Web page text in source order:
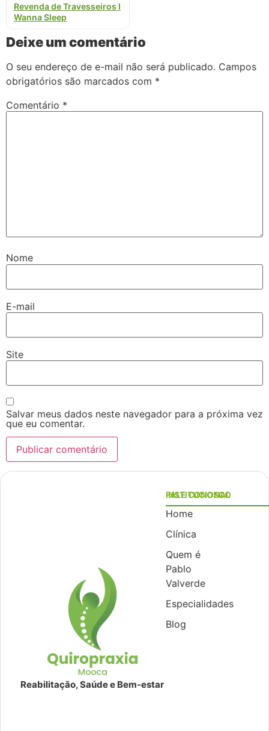
Revenda de Travesseiros I
Wanna Sleep
Deixe um comentário
O seu endereço de e-mail não será publicado. Campos
obrigatórios são marcados com *
Comentário *
Nome
E-mail
Site
Salvar meus dados neste navegador para a próxima vez
que eu comentar.
Reabilitação, Saúde e Bem-estar
INSTITUCIONAL
Home
Clínica
Quem é
Pablo
Valverde
Especialidades
Blog
FALE CONOSCO